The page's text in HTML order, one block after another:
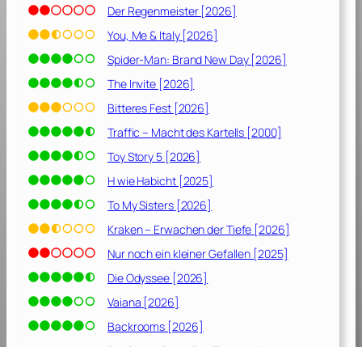
Der Regenmeister [2026]
You, Me & Italy [2026]
Spider-Man: Brand New Day [2026]
The Invite [2026]
Bitteres Fest [2026]
Traffic – Macht des Kartells [2000]
Toy Story 5 [2026]
H wie Habicht [2025]
To My Sisters [2026]
Kraken – Erwachen der Tiefe [2026]
Nur noch ein kleiner Gefallen [2025]
Die Odyssee [2026]
Vaiana [2026]
Backrooms [2026]